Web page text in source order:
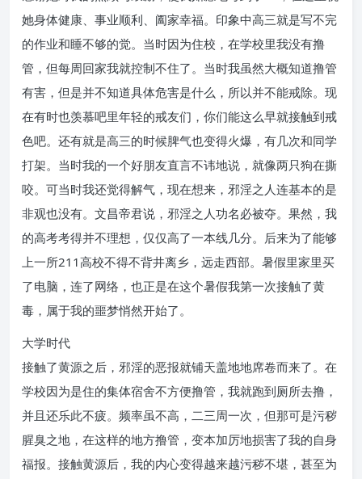
她身体健康、事业顺利、阖家幸福。印象中高三就是写不完
的作业和睡不够的觉。当时因为住校，在学校里我没有撸
管，但每周回家我就控制不住了。当时我虽然大概知道撸管
有害，但是并不知道具体危害是什么，所以并不能戒除。现
在有时也羡慕吧里年轻的戒友们，你们能这么早就接触到戒
色吧。还有就是高三的时候脾气也变得火爆，有几次和同学
打架。当时我的一个好朋友直言不讳地说，就像两只狗在撕
咬。可当时我还觉得解气，现在想来，邪淫之人连基本的是
非观也没有。文昌帝君说，邪淫之人功名必被夺。果然，我
的高考考得并不理想，仅仅高了一本线几分。后来为了能够
上一所211高校不得不背井离乡，远走西部。暑假里家里买
了电脑，连了网络，也正是在这个暑假我第一次接触了黄
毒，属于我的噩梦悄然开始了。
大学时代
接触了黄源之后，邪淫的恶报就铺天盖地地席卷而来了。在
学校因为是住的集体宿舍不方便撸管，我就跑到厕所去撸，
并且还乐此不疲。频率虽不高，二三周一次，但那可是污秽
腥臭之地，在这样的地方撸管，变本加厉地损害了我的自身
福报。接触黄源后，我的内心变得越来越污秽不堪，甚至为